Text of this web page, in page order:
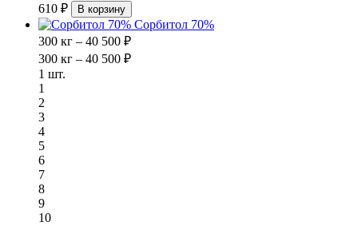
610 ₽
В корзину
Сорбитол 70%
300 кг – 40 500 ₽
300 кг – 40 500 ₽
1 шт.
1
2
3
4
5
6
7
8
9
10